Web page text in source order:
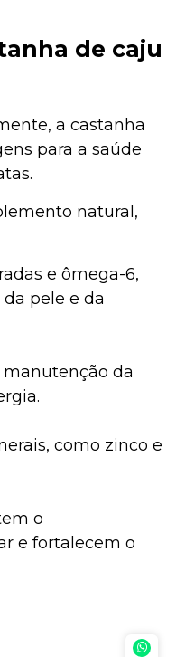
de caju
a castanha
para a saúde
natural,
e ômega-6,
pele e da
da
como zinco e
o
e fortalecem o